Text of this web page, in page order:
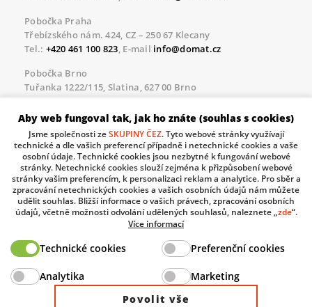
Pobočka Praha
Třebízského nám. 424, CZ – 250 67 Klecany
Tel.: +420 461 100 823, E-mail info@domat.cz
Pobočka Brno
Tuřanka 1222/115, Slatina, 627 00 Brno
Tel.:+420 461 100 823, E-mailinfo@domat.cz
Servisní linka pro námi realizované akce
Po – Pá 8.30 – 17.00
tel:+420 733 421 878, E-mailservis@domat.cz
Technická podpora:
Tel.:+420 461 100 666 , WhatsApp:+420 603 735 402
Informace o zpracovávaných osobních údajích.
Ministry of Industry and Trade of the Czech Republic
Aby web fungoval tak, jak ho znáte (souhlas s cookies)
Jsme společnosti zeSKUPINY ČEZ. Tyto webové stránky využívají
technické a dle vašich preferencí případně i netechnické cookies a vaše
osobní údaje. Technické cookies jsou nezbytné k fungování webové
stránky. Netechnické cookies slouží zejména k přizpůsobení webové
stránky vašim preferencím, k personalizaci reklam a analytice. Pro sběr a
zpracování netechnických cookies a vašich osobních údajů nám můžete
udělit souhlas. Bližší informace o vašich právech, zpracování osobních
údajů, včetně možnosti odvolání udělených souhlasů, naleznete „zde“.
Více informací
Technické cookies Preferenční cookies
Analytika
Marketing
Povolit vše